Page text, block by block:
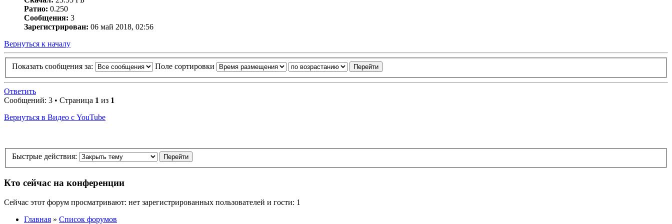
Ратио: 0.250
Сообщения: 3
Зарегистрирован: 06 май 2018, 02:56
Вернуться к началу
Показать сообщения за: Поле сортировки
Ответить
Сообщений: 3 • Страница 1 из 1
Вернуться в Видео с YouTube
Быстрые действия:
Кто сейчас на конференции
Сейчас этот форум просматривают: нет зарегистрированных пользователей и гости: 1
Главная » Список форумов